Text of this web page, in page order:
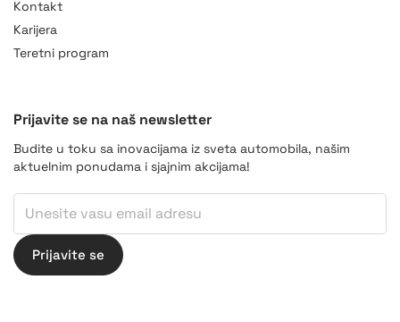
Kontakt
Karijera
Teretni program
Prijavite se na naš newsletter
Budite u toku sa inovacijama iz sveta automobila, našim
aktuelnim ponudama i sjajnim akcijama!
Email
Email
Prijavite se